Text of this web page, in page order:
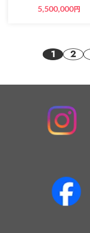
5,500,000円
1 2